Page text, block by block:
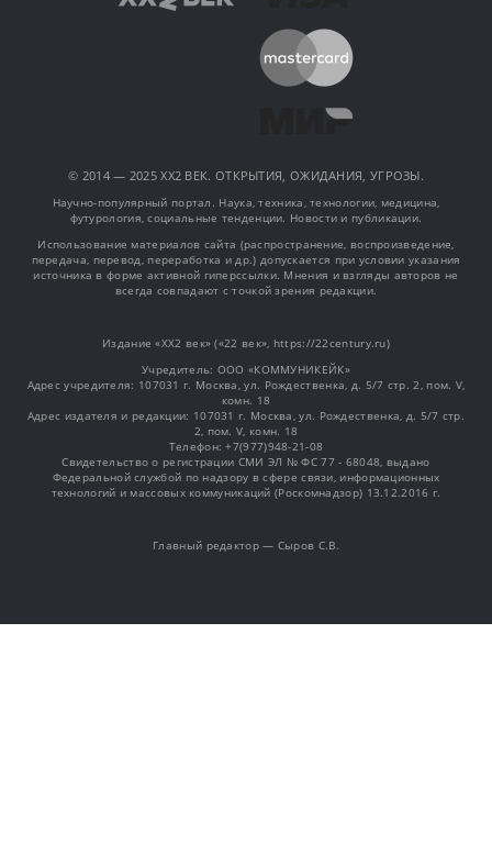
© 2014 — 2025 XX2 ВЕК. ОТКРЫТИЯ, ОЖИДАНИЯ, УГРОЗЫ.
Научно-популярный портал. Наука, техника, технологии, медицина,
футурология, социальные тенденции. Новости и публикации.
Использование материалов сайта (распространение, воспроизведение,
передача, перевод, переработка и др.) допускается при условии указания
источника в форме активной гиперссылки. Мнения и взгляды авторов не
всегда совпадают с точкой зрения редакции.
Издание «XX2 век» («22 век», https://22century.ru)
Учредитель: OOO «КОММУНИКЕЙК»
Адрес учредителя: 107031 г. Москва, ул. Рождественка, д. 5/7 стр. 2, пом. V,
комн. 18
Адрес издателя и редакции: 107031 г. Москва, ул. Рождественка, д. 5/7 стр.
2, пом. V, комн. 18
Телефон: +7(977)948-21-08
Свидетельство о регистрации СМИ ЭЛ № ФС 77 - 68048, выдано
Федеральной службой по надзору в сфере связи, информационных
технологий и массовых коммуникаций (Роскомнадзор) 13.12.2016 г.
Главный редактор — Сыров С.В.